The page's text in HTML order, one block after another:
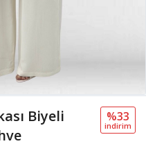
Biyeli
%33
i̇ndi̇ri̇m